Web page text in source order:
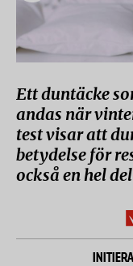
Ett duntäcke
andas när
test visar att
betydelse för
också en hel